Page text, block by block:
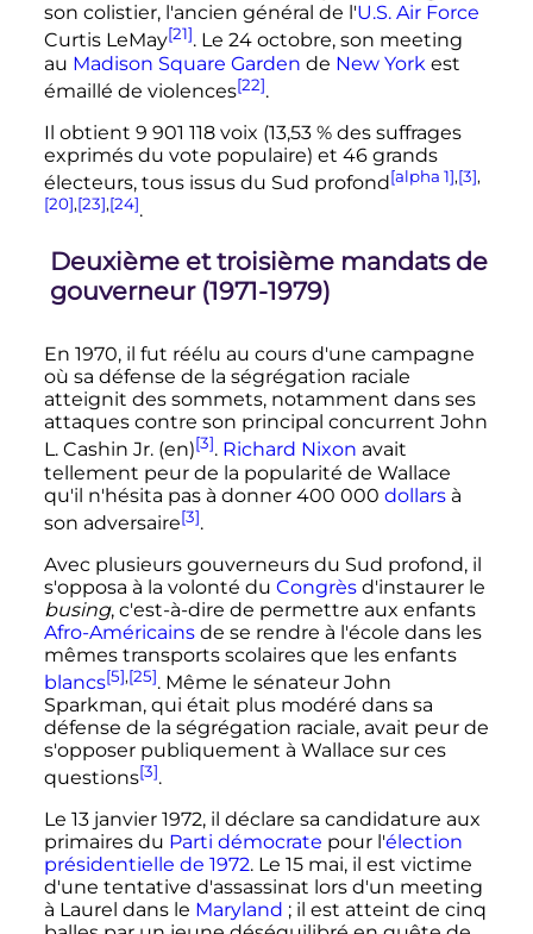
son colistier, l'ancien général de l'U.S. Air Force
Curtis LeMay[21]. Le 24 octobre, son meeting
au Madison Square Garden de New York est
émaillé de violences[22].
Il obtient 9 901 118 voix (13,53 % des suffrages
exprimés du vote populaire) et 46 grands
électeurs, tous issus du Sud profond[alpha 1],[3],
[20],[23],[24].
Deuxième et troisième mandats de
gouverneur (1971-1979)
En 1970, il fut réélu au cours d'une campagne
où sa défense de la ségrégation raciale
atteignit des sommets, notamment dans ses
attaques contre son principal concurrent John
L. Cashin Jr. (en)[3]. Richard Nixon avait
tellement peur de la popularité de Wallace
qu'il n'hésita pas à donner 400 000 dollarsà
son adversaire[3].
Avec plusieurs gouverneurs du Sud profond, il
s'opposa à la volonté du Congrèsd'instaurer le
busing, c'est-à-dire de permettre aux enfants
Afro-Américainsde se rendre à l'école dans les
mêmes transports scolaires que les enfants
blancs[5],[25]. Même le sénateur John
Sparkman, qui était plus modéré dans sa
défense de la ségrégation raciale, avait peur de
s'opposer publiquement à Wallace sur ces
questions[3].
Le 13 janvier 1972, il déclare sa candidature aux
primaires du Parti démocrate pour l'élection
présidentielle de 1972. Le 15 mai, il est victime
d'une tentative d'assassinat lors d'un meeting
à Laurel dans le Maryland ; il est atteint de cinq